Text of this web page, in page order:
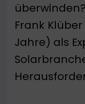
Frank
Jahre) als